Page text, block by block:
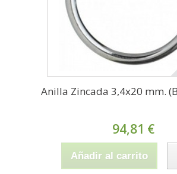
Anilla Zincada 3,4x20 mm.
94,81 €
Añadir al carrito